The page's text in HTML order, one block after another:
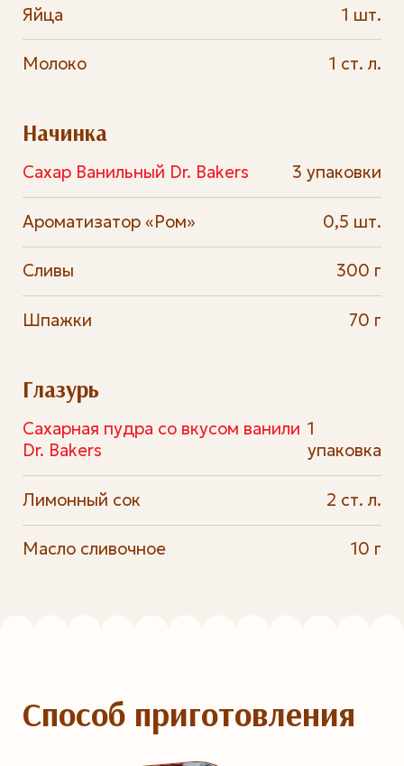
Яйца 1 шт.
Молоко 1 ст. л.
Начинка
Сахар Ванильный Dr. Bakers 3 упаковки
Ароматизатор «Ром» 0,5 шт.
Сливы 300 г
Шпажки 70 г
Глазурь
Сахарная пудра со вкусом ванили
Dr. Bakers
1
упаковка
Лимонный сок 2 ст. л.
Масло сливочное 10 г
Способ приготовления